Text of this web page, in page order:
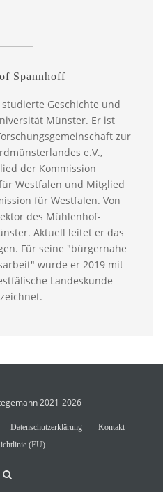
Spannhoff
Geschichte und
Münster. Er ist
zur
e.V.,
der Kommission
Westfalen und Mitglied
für Westfalen. Von
des Mühlenhof-
Aktuell leitet er das
Für seine "bürgernahe
wurde er 2019 mit
Landeskunde
2021-2026
Datenschutzerklärung
Kontakt
(EU)